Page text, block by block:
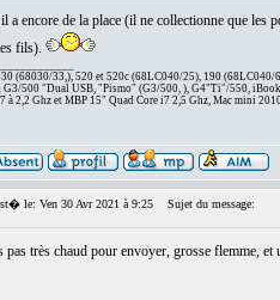
a encore de la place (il ne collectionne que les
fils).
(68030/33,), 520 et 520c (68LC040/25), 190 (68LC040/
G3/500 "Dual USB, "Pismo" (G3/500, ), G4"Ti"/550,
à 2,2 Ghz et MBP 15" Quad Core i7 2,5 Ghz, Mac mini
le: Ven 30 Avr 2021 à 9:25 Sujet du message:
pas très chaud pour envoyer, grosse flemme,